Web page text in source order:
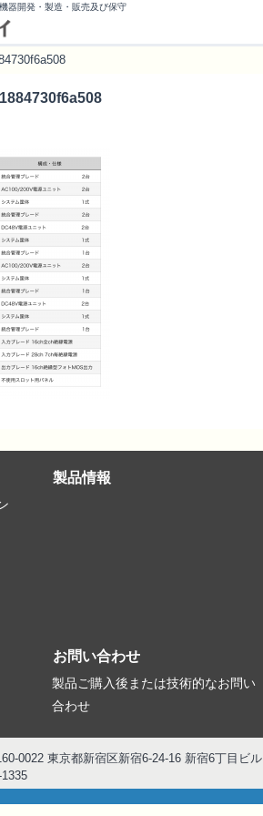
器開発・製造・販売及び保守
製品情報
お問い合わせ
製品ご購入後または技術的なお問い
合わせ
0022 東京都新宿区新宿6-24-16 新宿6丁目ビル